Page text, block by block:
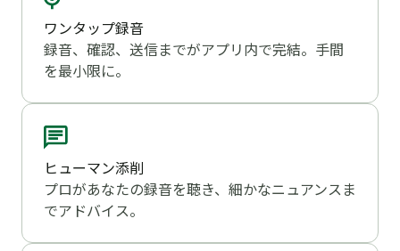
ワンタップ録音
録音、確認、送信までがアプリ内で完結。手間
を最小限に。
ヒューマン添削
プロがあなたの録音を聴き、細かなニュアンスま
でアドバイス。